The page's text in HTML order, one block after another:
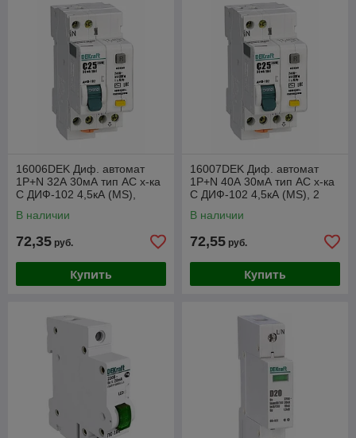
16006DEK Диф. автомат
1Р+N 32А 30мА тип AC х-ка
С ДИФ-102 4,5кА (MS),
В наличии
72,35 руб.
Купить
16007DEK Диф. автомат
1Р+N 40А 30мА тип AC х-ка
С ДИФ-102 4,5кА (MS), 2
В наличии
72,55 руб.
Купить